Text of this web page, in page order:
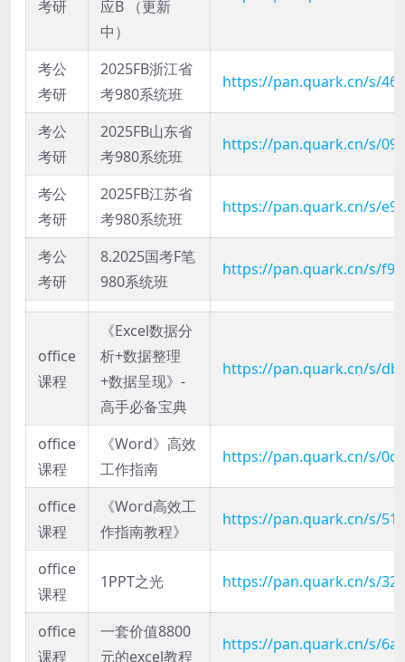
考研
应B （更新
中）
考公
考研
2025FB浙江省
考980系统班
https://pan.quark.cn/s/
考公
考研
2025FB山东省
考980系统班
https://pan.quark.cn/s/
考公
考研
2025FB江苏省
考980系统班
https://pan.quark.cn/s/
考公
考研
8.2025国考F笔
980系统班
https://pan.quark.cn/s/
office
课程
《Excel数据分
析+数据整理
+数据呈现》-
高手必备宝典
https://pan.quark.cn/s/
office
课程
《Word》高效
工作指南
https://pan.quark.cn/s/
office
课程
《Word高效工
作指南教程》
https://pan.quark.cn/s/
office
课程
1PPT之光 https://pan.quark.cn/s/
office
课程
一套价值8800
元的excel教程
https://pan.quark.cn/s/